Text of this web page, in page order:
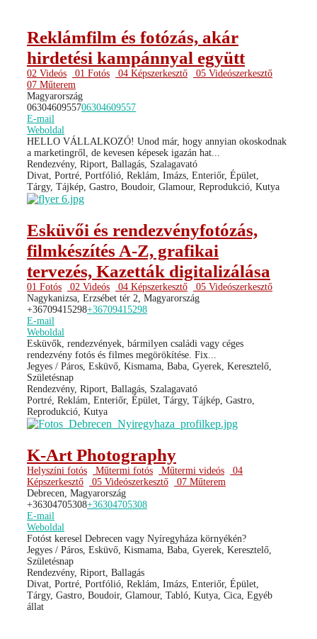
Reklámfilm és fotózás, akár
hirdetési kampánnyal együtt
02 Videós 01 Fotós 04 Képszerkesztő
05 Videószerkesztő
07 Műterem
Magyarország
0630460955706304609557
E-mail
Weboldal
HELLO VÁLLALKOZÓ! Unod már, hogy annyian okoskodnak
a marketingről, de kevesen képesek igazán hat...
Rendezvény, Riport, Ballagás, Szalagavató
Divat, Portré, Portfólió, Reklám, Imázs, Enteriőr, Épület,
Tárgy, Tájkép, Gastro, Boudoir, Glamour, Reprodukció, Kutya
Esküvői és rendezvényfotózás,
filmkészítés A-Z, grafikai
tervezés, Kazetták digitalizálása
01 Fotós 02 Videós 04 Képszerkesztő
05 Videószerkesztő
Nagykanizsa, Erzsébet tér 2, Magyarország
+36709415298+36709415298
E-mail
Weboldal
Esküvők, rendezvények, bármilyen családi vagy céges
rendezvény fotós és filmes megörökítése. Fix...
Jegyes / Páros, Esküvő, Kismama, Baba, Gyerek, Keresztelő,
Születésnap
Rendezvény, Riport, Ballagás, Szalagavató
Portré, Reklám, Enteriőr, Épület, Tárgy, Tájkép, Gastro,
Reprodukció, Kutya
K-Art Photography
Helyszíni fotós Műtermi fotós Műtermi videós
04
Képszerkesztő
05 Videószerkesztő
07 Műterem
Debrecen, Magyarország
+36304705308+36304705308
E-mail
Weboldal
Fotóst keresel Debrecen vagy Nyíregyháza környékén?
Jegyes / Páros, Esküvő, Kismama, Baba, Gyerek, Keresztelő,
Születésnap
Rendezvény, Riport, Ballagás
Divat, Portré, Portfólió, Reklám, Imázs, Enteriőr, Épület,
Tárgy, Gastro, Boudoir, Glamour, Tabló, Kutya, Cica, Egyéb
állat